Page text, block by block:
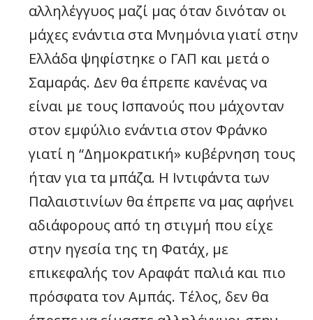
αλληλέγγυος μαζί μας όταν δινόταν οι
μάχες ενάντια στα Μνημόνια γιατί στην
Ελλάδα ψηφίστηκε ο ΓΑΠ και μετά ο
Σαμαράς. Δεν θα έπρεπε κανένας να
είναι με τους Ισπανούς που μάχονταν
στον εμφύλιο ενάντια στον Φράνκο
γιατί η “Δημοκρατική» κυβέρνηση τους
ήταν για τα μπάζα. Η Ιντιφάντα των
Παλαιστινίων θα έπρεπε να μας αφήνει
αδιάφορους από τη στιγμή που είχε
στην ηγεσία της τη Φατάχ, με
επικεφαλής τον Αραφάτ παλιά και πιο
πρόσφατα τον Αμπάς. Τέλος, δεν θα